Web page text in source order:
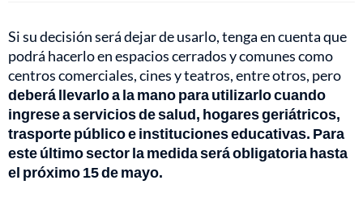
Si su decisión será dejar de usarlo, tenga en cuenta que
podrá hacerlo en espacios cerrados y comunes como
centros comerciales, cines y teatros, entre otros, pero
deberá llevarlo a la mano para utilizarlo cuando
ingrese a servicios de salud, hogares geriátricos,
trasporte público e instituciones educativas. Para
este último sector la medida será obligatoria hasta
el próximo 15 de mayo.